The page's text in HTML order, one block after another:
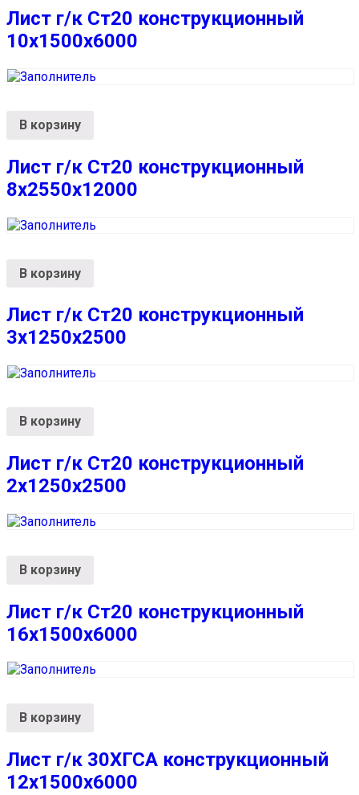
Лист г/к Ст20 конструкционный
10х1500х6000
В корзину
Лист г/к Ст20 конструкционный
8х2550х12000
В корзину
Лист г/к Ст20 конструкционный
3х1250х2500
В корзину
Лист г/к Ст20 конструкционный
2х1250х2500
В корзину
Лист г/к Ст20 конструкционный
16х1500х6000
В корзину
Лист г/к 30ХГСА конструкционный
12х1500х6000